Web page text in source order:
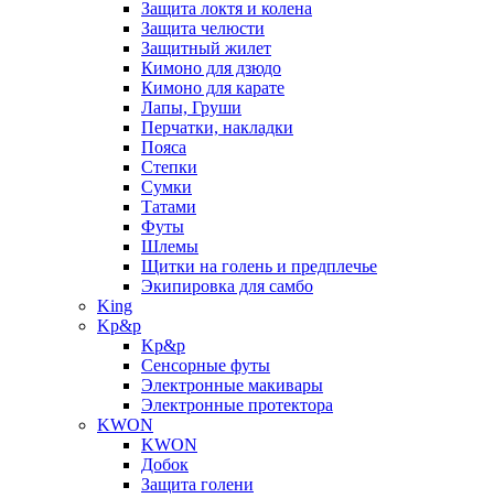
Защита локтя и колена
Защита челюсти
Защитный жилет
Кимоно для дзюдо
Кимоно для карате
Лапы, Груши
Перчатки, накладки
Пояса
Степки
Сумки
Татами
Футы
Шлемы
Щитки на голень и предплечье
Экипировка для самбо
King
Kp&p
Kp&p
Сенсорные футы
Электронные макивары
Электронные протектора
KWON
KWON
Добок
Защита голени